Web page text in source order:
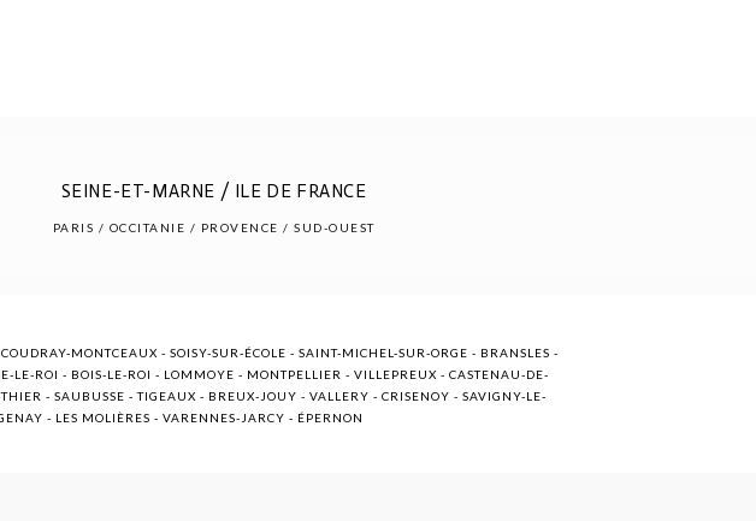
SEINE-ET-MARNE / ILE DE FRANCE
PARIS / OCCITANIE / PROVENCE / SUD-OUEST
MONTCEAUX - SOISY-SUR-ÉCOLE - SAINT-MICHEL-SUR-ORGE - BRANSLES -
LE-ROI - BOIS-LE-ROI - LOMMOYE - MONTPELLIER - VILLEPREUX - CASTENAU-DE-
- SAUBUSSE - TIGEAUX - BREUX-JOUY - VALLERY - CRISENOY - SAVIGNY-LE-
- LES MOLIÈRES - VARENNES-JARCY - ÉPERNON